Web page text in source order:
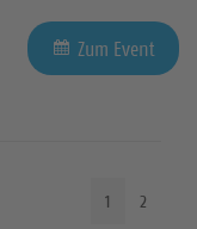
Zum Event
1 2